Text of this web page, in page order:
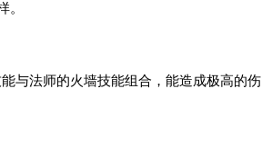
。
与法师的火墙技能组合，能造成极高的伤